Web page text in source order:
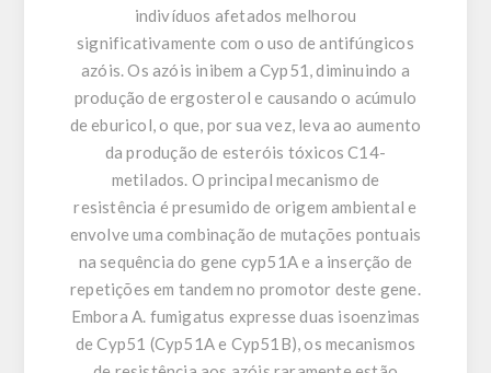
indivíduos afetados melhorou
significativamente com o uso de antifúngicos
azóis. Os azóis inibem a Cyp51, diminuindo a
produção de ergosterol e causando o acúmulo
de eburicol, o que, por sua vez, leva ao aumento
da produção de esteróis tóxicos C14-
metilados. O principal mecanismo de
resistência é presumido de origem ambiental e
envolve uma combinação de mutações pontuais
na sequência do gene cyp51A e a inserção de
repetições em tandem no promotor deste gene.
Embora A. fumigatus expresse duas isoenzimas
de Cyp51 (Cyp51A e Cyp51B), os mecanismos